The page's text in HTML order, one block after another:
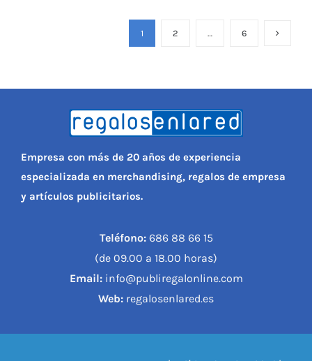
1 2 … 6
Empresa con más de 20 años de experiencia
especializada en merchandising, regalos de empresa
y artículos publicitarios.
Teléfono:686 88 66 15
(de 09.00 a 18.00 horas)
Email:info@publiregalonline.com
Web: regalosenlared.es